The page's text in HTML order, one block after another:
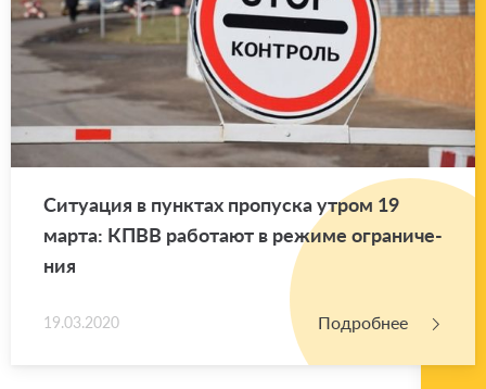
Си­ту­а­ция в пунк­тах про­пус­ка утром 19
марта: КПВВ ра­бо­та­ют в ре­жи­ме огра­ни­че­
ния
19.03.2020 Подробнее